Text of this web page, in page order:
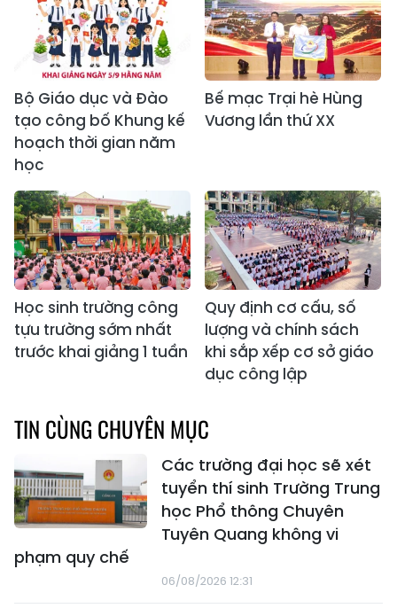
Bộ Giáo dục và Đào
tạo công bố Khung kế
hoạch thời gian năm
học
Bế mạc Trại hè Hùng
Vương lần thứ XX
Học sinh trường công
tựu trường sớm nhất
trước khai giảng 1 tuần
Quy định cơ cấu, số
lượng và chính sách
khi sắp xếp cơ sở giáo
dục công lập
TIN CÙNG CHUYÊN MỤC
Các trường đại học sẽ xét
tuyển thí sinh Trường Trung
học Phổ thông Chuyên
Tuyên Quang không vi
phạm quy chế
06/08/2026 12:31